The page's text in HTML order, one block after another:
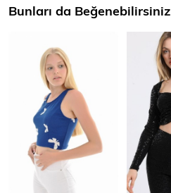
Bunları da Beğenebilirsiniz